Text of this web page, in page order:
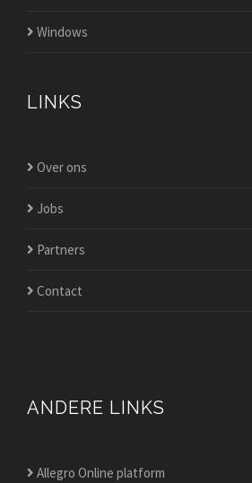
Windows
LINKS
Over ons
Jobs
Partners
Contact
ANDERE LINKS
Allegro Online platform